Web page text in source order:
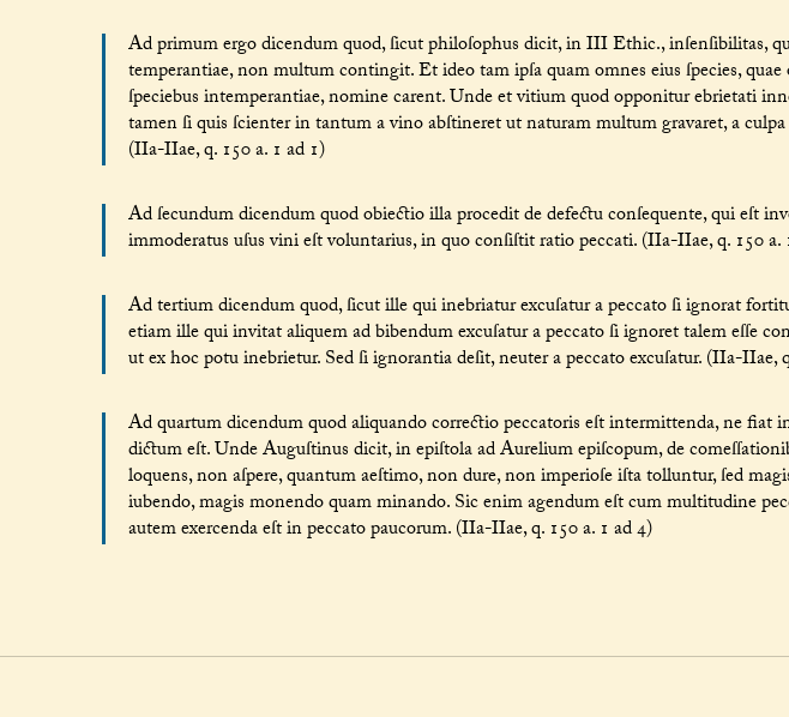
Ad primum ergo dicendum quod, ſicut philoſophus dicit, in III Ethic., inſenſibilitas,
temperantiae, non multum contingit. Et ideo tam ipſa quam omnes eius ſpecies,
ſpeciebus intemperantiae, nomine carent. Unde et vitium quod opponitur ebrietati
tamen ſi quis ſcienter in tantum a vino abſtineret ut naturam multum gravaret, a
(IIa-IIae, q. 150 a. 1 ad 1)
Ad ſecundum dicendum quod obiectio illa procedit de defectu conſequente, qui eſt
immoderatus uſus vini eſt voluntarius, in quo conſiſtit ratio peccati. (IIa-IIae, q. 150 a.
Ad tertium dicendum quod, ſicut ille qui inebriatur excuſatur a peccato ſi ignorat
etiam ille qui invitat aliquem ad bibendum excuſatur a peccato ſi ignoret talem eſſe
ut ex hoc potu inebrietur. Sed ſi ignorantia deſit, neuter a peccato excuſatur. (IIa-IIae,
Ad quartum dicendum quod aliquando correctio peccatoris eſt intermittenda, ne fiat
dictum eſt. Unde Auguſtinus dicit, in epiſtola ad Aurelium epiſcopum, de
loquens, non aſpere, quantum aeſtimo, non dure, non imperioſe iſta tolluntur, ſed
iubendo, magis monendo quam minando. Sic enim agendum eſt cum multitudine
autem exercenda eſt in peccato paucorum. (IIa-IIae, q. 150 a. 1 ad 4)